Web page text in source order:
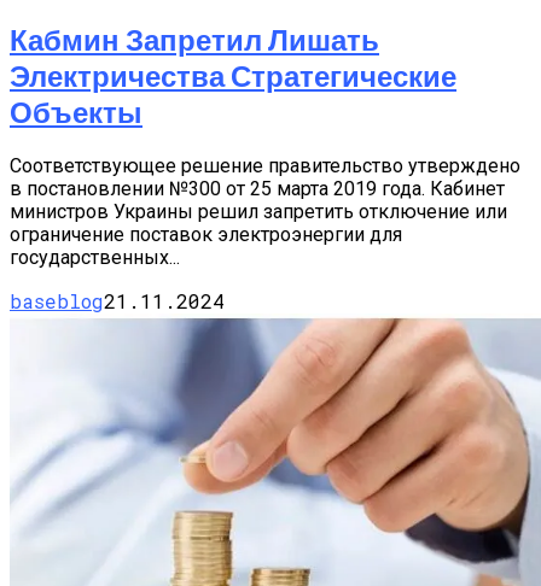
Кабмин Запретил Лишать
Электричества Стратегические
Объекты
Соответствующее решение правительство утверждено
в постановлении №300 от 25 марта 2019 года. Кабинет
министров Украины решил запретить отключение или
ограничение поставок электроэнергии для
государственных...
baseblog21.11.2024